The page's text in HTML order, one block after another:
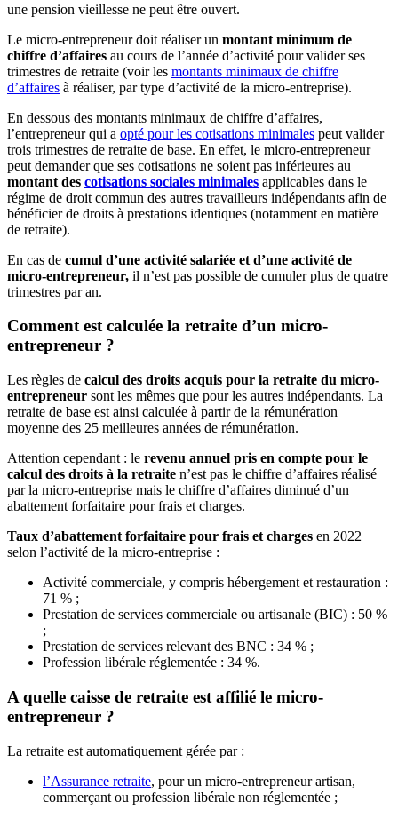
une pension vieillesse ne peut être ouvert.
Le micro-entrepreneur doit réaliser un montant minimum de
chiffre d’affaires au cours de l’année d’activité pour valider ses
trimestres de retraite (voir les montants minimaux de chiffre
d’affaires à réaliser, par type d’activité de la micro-entreprise).
En dessous des montants minimaux de chiffre d’affaires,
l’entrepreneur qui a opté pour les cotisations minimales peut valider
trois trimestres de retraite de base. En effet, le micro-entrepreneur
peut demander que ses cotisations ne soient pas inférieures au
montant des cotisations sociales minimales applicables dans le
régime de droit commun des autres travailleurs indépendants afin de
bénéficier de droits à prestations identiques (notamment en matière
de retraite).
En cas de cumul d’une activité salariée et d’une activité de
micro-entrepreneur, il n’est pas possible de cumuler plus de quatre
trimestres par an.
Comment est calculée la retraite d’un micro-
entrepreneur ?
Les règles de calcul des droits acquis pour la retraite du micro-
entrepreneur sont les mêmes que pour les autres indépendants. La
retraite de base est ainsi calculée à partir de la rémunération
moyenne des 25 meilleures années de rémunération.
Attention cependant : le revenu annuel pris en compte pour le
calcul des droits à la retraite n’est pas le chiffre d’affaires réalisé
par la micro-entreprise mais le chiffre d’affaires diminué d’un
abattement forfaitaire pour frais et charges.
Taux d’abattement forfaitaire pour frais et charges en 2022
selon l’activité de la micro-entreprise :
Activité commerciale, y compris hébergement et restauration :
71 % ;
Prestation de services commerciale ou artisanale (BIC) : 50 %
;
Prestation de services relevant des BNC : 34 % ;
Profession libérale réglementée : 34 %.
A quelle caisse de retraite est affilié le micro-
entrepreneur ?
La retraite est automatiquement gérée par :
l’Assurance retraite, pour un micro-entrepreneur artisan,
commerçant ou profession libérale non réglementée ;